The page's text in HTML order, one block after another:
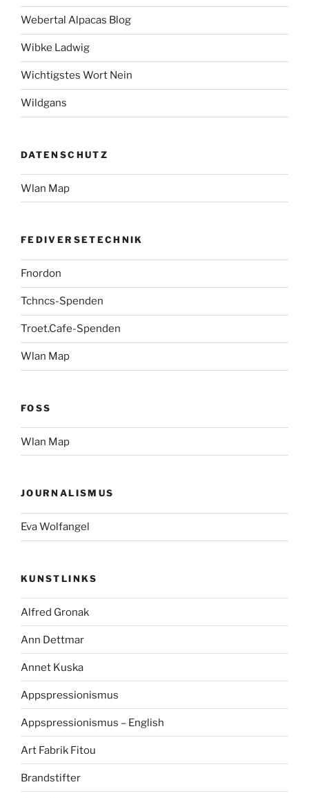
Webertal Alpacas Blog
Wibke Ladwig
Wichtigstes Wort Nein
Wildgans
DATENSCHUTZ
Wlan Map
FEDIVERSETECHNIK
Fnordon
Tchncs-Spenden
Troet.Cafe-Spenden
Wlan Map
FOSS
Wlan Map
JOURNALISMUS
Eva Wolfangel
KUNSTLINKS
Alfred Gronak
Ann Dettmar
Annet Kuska
Appspressionismus
Appspressionismus – English
Art Fabrik Fitou
Brandstifter